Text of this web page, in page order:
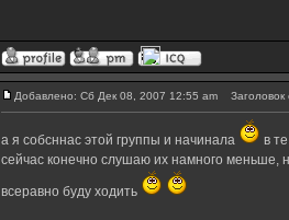
Добавлено: Сб Дек 08, 2007 12:55 am Заголовок
а я собсннас этой группы и начинала
в
сейчас конечно слушаю их намного меньше,
всеравно буду ходить